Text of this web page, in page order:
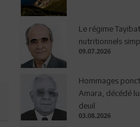
Le régime
nutritionnels
09.07.2026
Hommages
Amara, décédé
deuil
03.08.2026